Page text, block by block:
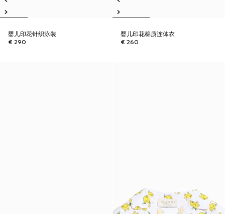
婴儿印花针织泳装
€ 290
婴儿印花棉质连体衣
€ 260